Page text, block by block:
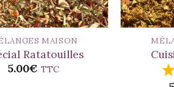
MAISON
Ratatouilles
5.00€ TTC